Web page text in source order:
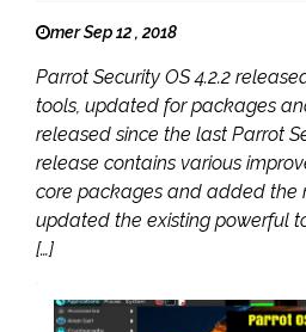
mer Sep 12 , 2018
Parrot Security OS 4.2.2
tools, updated for packages
released since the last Parrot
release contains various
core packages and added the
updated the existing powerful
[…]